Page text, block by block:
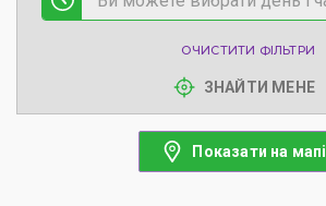
ОЧИСТИТИ ФІЛЬТРИ
ЗНАЙТИ МЕНЕ
Показати на мапі